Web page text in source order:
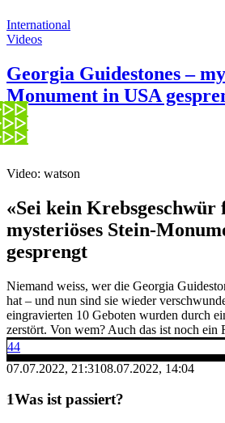
International
Videos
Georgia Guidestones –
Monument in USA
Video: watson
«Sei kein
mysteriöses Stein-
gesprengt
Niemand weiss, wer die Georgia
hat – und nun sind sie wieder
eingravierten 10 Geboten wurden durch
zerstört. Von wem? Auch das ist noch ein
44
07.07.2022, 21:3108.07.2022, 14:04
Was ist passiert?